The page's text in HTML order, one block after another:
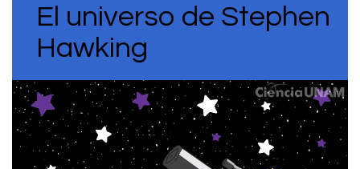
El universo de Stephen
Hawking